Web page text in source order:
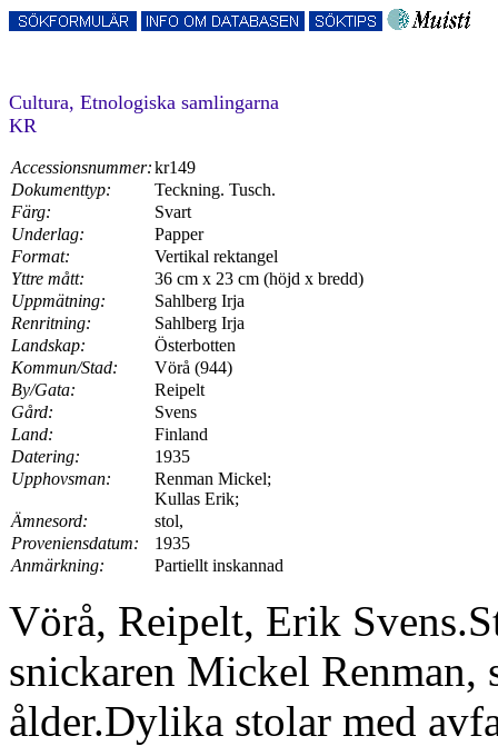
Cultura, Etnologiska samlingarna
KR
Accessionsnummer:kr149
Dokumenttyp:
Teckning. Tusch.
Färg:
Svart
Underlag:
Papper
Format:
Vertikal rektangel
Yttre mått:
36 cm x 23 cm (höjd x bredd)
Uppmätning:
Sahlberg Irja
Renritning:
Sahlberg Irja
Landskap:
Österbotten
Kommun/Stad:
Vörå (944)
By/Gata:
Reipelt
Gård:
Svens
Land:
Finland
Datering:
1935
Upphovsman:
Renman Mickel;
Kullas Erik;
Ämnesord:
stol,
Proveniensdatum:
1935
Anmärkning:
Partiellt inskannad
Vörå, Reipelt, Erik
snickaren Mickel Renman,
ålder.Dylika stolar med